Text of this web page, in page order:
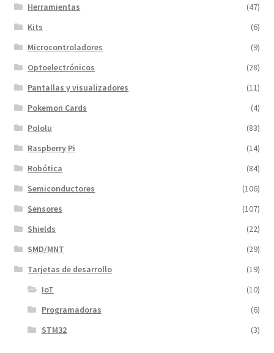
Herramientas
(47)
Kits
(6)
Microcontroladores
(9)
Optoelectrónicos
(28)
Pantallas y visualizadores
(11)
Pokemon Cards
(4)
Pololu
(83)
Raspberry Pi
(14)
Robótica
(84)
Semiconductores
(106)
Sensores
(107)
Shields
(22)
SMD/MNT
(29)
Tarjetas de desarrollo
(19)
IoT
(10)
Programadoras
(6)
STM32
(3)